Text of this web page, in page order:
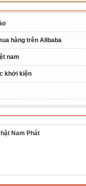
hàng trên Alibaba
nam
khởi kiện
Nam Phát